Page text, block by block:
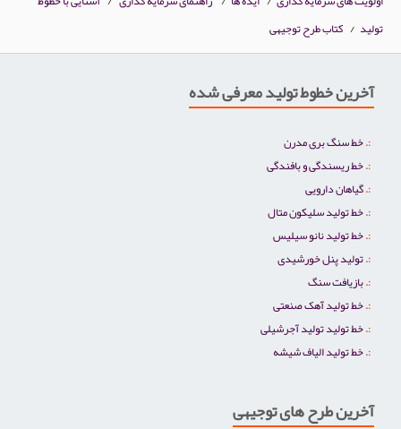
تولید / کتاب طرح توجیهی
آخرین خطوط تولید معرفی شده
خط سنگ بری مدرن
خط ریسندگی و بافندگی
گیاهان دارویی
خط تولید سلیکون متال
خط تولید نانو سیلیس
تولید پنل خورشیدی
بازیافت سنگ
خط تولید آهک صنعتی
خط تولید تولید آجرشیلی
خط تولید الیاف شیشه
آخرین طرح های توجیهی